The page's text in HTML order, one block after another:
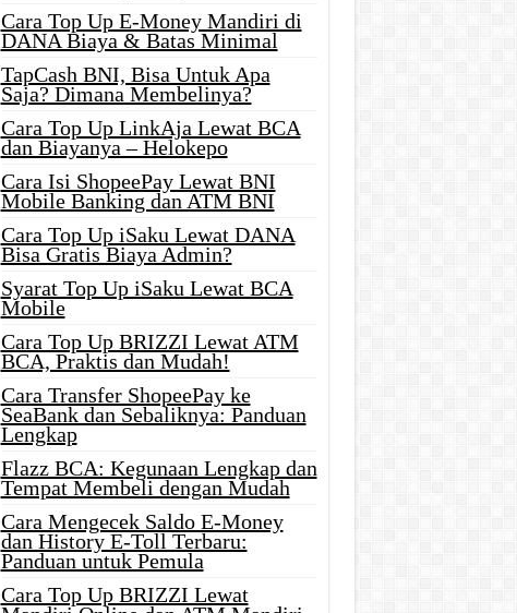
Cara Top Up E-Money Mandiri di
DANA Biaya & Batas Minimal
TapCash BNI, Bisa Untuk Apa
Saja? Dimana Membelinya?
Cara Top Up LinkAja Lewat BCA
dan Biayanya – Helokepo
Cara Isi ShopeePay Lewat BNI
Mobile Banking dan ATM BNI
Cara Top Up iSaku Lewat DANA
Bisa Gratis Biaya Admin?
Syarat Top Up iSaku Lewat BCA
Mobile
Cara Top Up BRIZZI Lewat ATM
BCA, Praktis dan Mudah!
Cara Transfer ShopeePay ke
SeaBank dan Sebaliknya: Panduan
Lengkap
Flazz BCA: Kegunaan Lengkap dan
Tempat Membeli dengan Mudah
Cara Mengecek Saldo E-Money
dan History E-Toll Terbaru:
Panduan untuk Pemula
Cara Top Up BRIZZI Lewat